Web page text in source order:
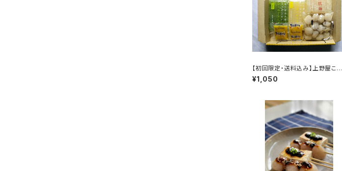
【初回限定・送料込み】上野屋こん
にゃくお試しセット①（期間限定）
¥1,050